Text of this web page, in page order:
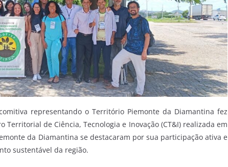
representando o Território Piemonte da Diamantina fez
Territorial de Ciência, Tecnologia e Inovação (CT&I) realizada em
da Diamantina se destacaram por sua participação ativa e
sustentável da região.